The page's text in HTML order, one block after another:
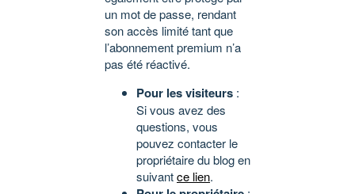
un mot de passe, rendant
son accès limité tant que
l’abonnement premium n’a
pas été réactivé.
Pour les visiteurs :
Si vous avez des
questions, vous
pouvez contacter le
propriétaire du blog en
suivantce lien.